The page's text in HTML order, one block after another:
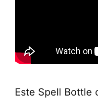
Este Spell Bottle